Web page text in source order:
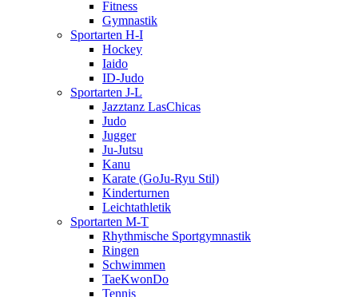
Fitness
Gymnastik
Sportarten H-I
Hockey
Iaido
ID-Judo
Sportarten J-L
Jazztanz LasChicas
Judo
Jugger
Ju-Jutsu
Kanu
Karate (GoJu-Ryu Stil)
Kinderturnen
Leichtathletik
Sportarten M-T
Rhythmische Sportgymnastik
Ringen
Schwimmen
TaeKwonDo
Tennis